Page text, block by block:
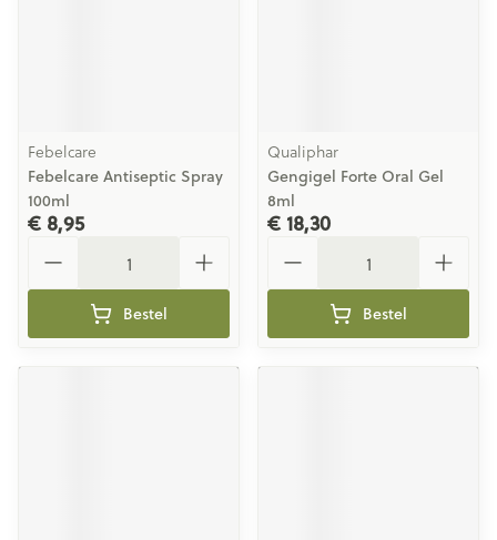
Febelcare
Febelcare Antiseptic Spray
100ml
€ 8,95
Bestel
Qualiphar
Gengigel Forte Oral Gel
8ml
€ 18,30
Bestel